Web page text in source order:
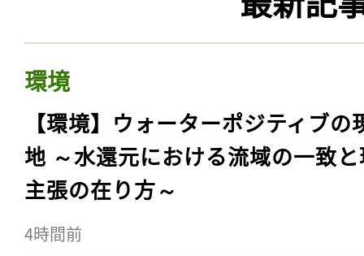
環境
【環境】ウォーターポジティブの
地 ～水還元における流域の一致
主張の在り方～
4時間前